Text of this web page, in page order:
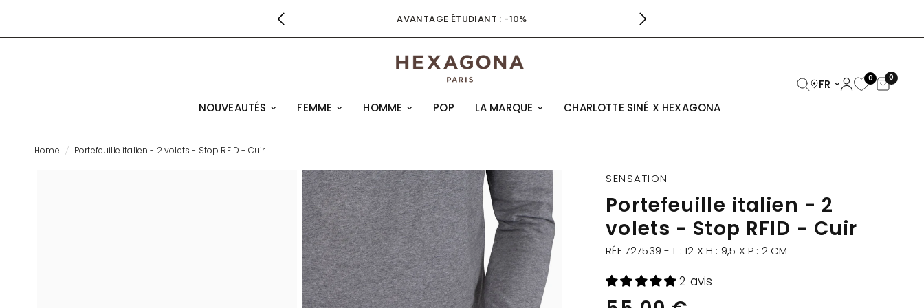
AVANTAGE ÉTUDIANT : -10%
NOUVEAUTÉS FEMME HOMME POP LA MARQUE CHARLOTTE SINÉ X HEXAGONA
Mettre à jour le pays/
0 0
Home / Portefeuille italien - 2 volets - Stop RFID - Cuir
SENSATION
Portefeuille italien - 2
volets - Stop RFID - Cuir
RÉF 727539 - L : 12 X H : 9,5 X P : 2 CM
2 avis